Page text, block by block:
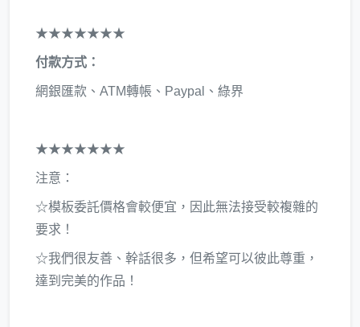
★★★★★★★
付款方式：
網銀匯款、ATM轉帳、Paypal、綠界
★★★★★★★
注意：
☆模板委託價格會較便宜，因此無法接受較複雜的
要求！
☆我們很友善、幹話很多，但希望可以彼此尊重，
達到完美的作品！